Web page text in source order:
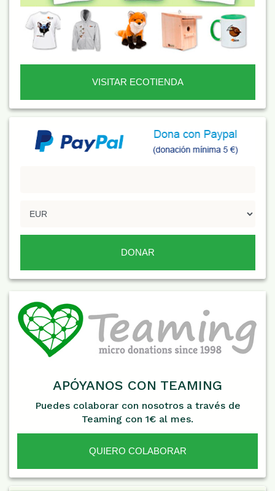
VISITAR ECOTIENDA
APÓYANOS CON TEAMING
Puedes colaborar con nosotros a través de
Teaming con 1€ al mes.
QUIERO COLABORAR